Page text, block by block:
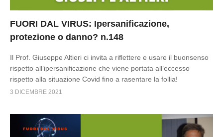
FUORI DAL VIRUS: Ipersanificazione,
protezione o danno? n.148
Il Prof. Giuseppe Altieri ci invita a riflettere e usare il buonsenso
rispetto all’ipersanificazione che viene portata all’eccesso
rispetto alla situazione Covid fino a rasentare la follia!
3 DICEMBRE 2021